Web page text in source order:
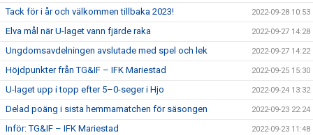
Tack för i år och välkommen tillbaka 2023! 2022-09-28 10:53
Elva mål när U-laget vann fjärde raka 2022-09-27 14:28
Ungdomsavdelningen avslutade med spel och lek 2022-09-27 14:22
Höjdpunkter från TG&IF – IFK Mariestad 2022-09-25 15:30
U-laget upp i topp efter 5–0-seger i Hjo 2022-09-24 13:32
Delad poäng i sista hemmamatchen för säsongen 2022-09-23 22:24
Inför: TG&IF – IFK Mariestad 2022-09-23 11:48